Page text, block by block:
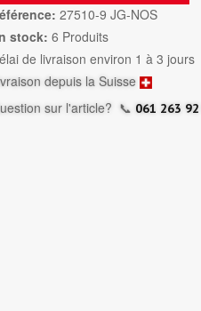
27510-9 JG-NOS
stock: 6 Produits
de livraison environ 1 à 3 jours
depuis la Suisse
sur l'article? 📞 061 263